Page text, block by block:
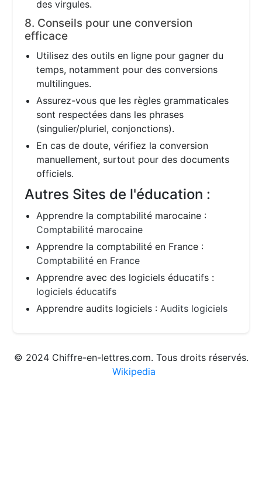
des virgules.
8. Conseils pour une conversion
efficace
Utilisez des outils en ligne pour gagner du
temps, notamment pour des conversions
multilingues.
Assurez-vous que les règles grammaticales
sont respectées dans les phrases
(singulier/pluriel, conjonctions).
En cas de doute, vérifiez la conversion
manuellement, surtout pour des documents
officiels.
Autres Sites de l'éducation :
Apprendre la comptabilité marocaine :
Comptabilité marocaine
Apprendre la comptabilité en France :
Comptabilité en France
Apprendre avec des logiciels éducatifs :
logiciels éducatifs
Apprendre audits logiciels :Audits logiciels
© 2024 Chiffre-en-lettres.com. Tous droits réservés.
Wikipedia